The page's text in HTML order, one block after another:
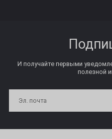
И получайте первыми
полезной